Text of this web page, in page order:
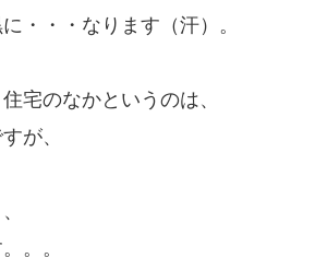
・・・なります（汗）。
宅のなかというのは、
が、
。。